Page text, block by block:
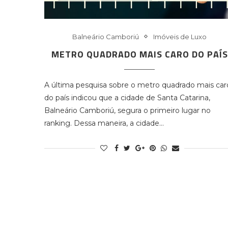
Balneário Camboriú Imóveis de Luxo
METRO QUADRADO MAIS CARO DO PAÍS
A última pesquisa sobre o metro quadrado mais
do país indicou que a cidade de Santa Catarina,
Balneário Camboriú, segura o primeiro lugar no
ranking. Dessa maneira, a cidade…